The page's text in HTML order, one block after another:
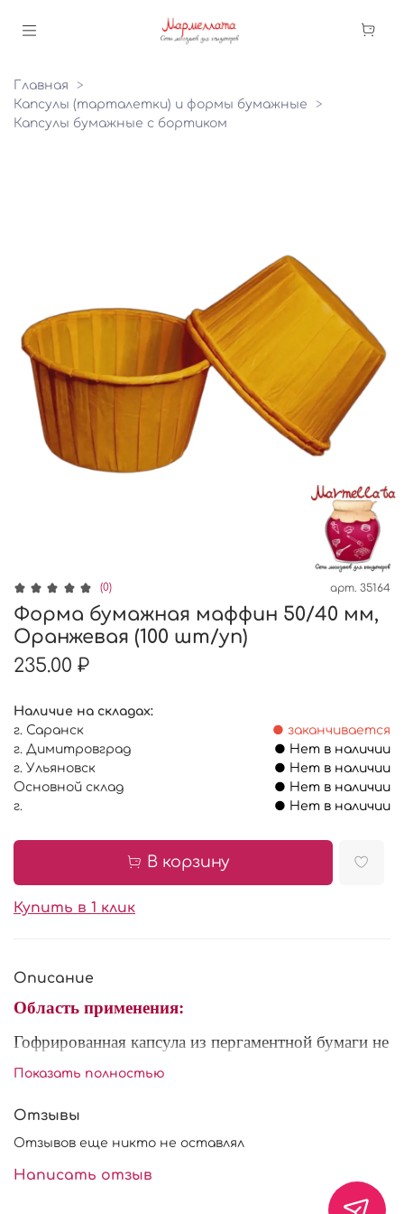
Главная
Капсулы (тарталетки) и формы бумажные
Капсулы бумажные с бортиком
(0) арт. 35164
Форма бумажная маффин 50/40 мм,
Оранжевая (100 шт/уп)
235.00 ₽
Наличие на складах:
г. Саранск
● заканчивается
г. Димитровград
● Нет в наличии
г. Ульяновск
● Нет в наличии
Основной склад
● Нет в наличии
г.
● Нет в наличии
В корзину
Купить в 1 клик
Описание
Область применения:
Гофрированная капсула из пергаментной бумаги не
требующая поддерживающей формы. Отлично
Характеристики:
Размер: 50*40 мм.
Показать полностью
Отзывы
Отзывов еще никто не оставлял
Написать отзыв